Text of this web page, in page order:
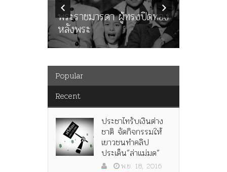
พระราชมารดา ผู้ทรงปิดทอง
หลังพระ
Popular
Recent
ประชาไทรับเงินต่าง
ชาติ จัดกิจกรรมให้
เยาวชนทำคลิป
ประเด็น”ล่าแม่มด”
พ.ย. 18, 2016